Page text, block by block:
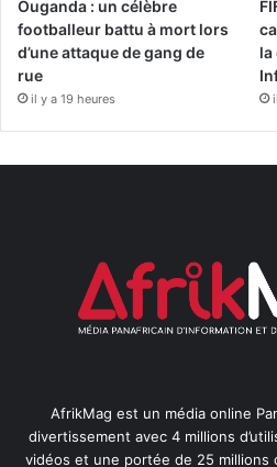
Ouganda : un célèbre
footballeur battu à mort lors
d’une attaque de gang de
rue
il y a 19 heures
la
AfrikMag est un média online
divertissement avec 4 millions
vidéos et une portée de 25 millions